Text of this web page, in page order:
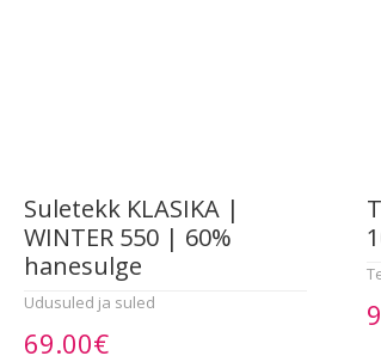
Suletekk KLASIKA |
WINTER 550 | 60%
hanesulge
Udusuled ja suled
69.00€